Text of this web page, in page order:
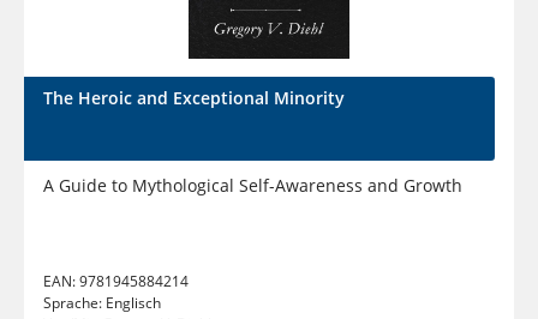
The Heroic and Exceptional Minority
A Guide to Mythological Self-Awareness and Growth
EAN:9781945884214
Sprache: Englisch